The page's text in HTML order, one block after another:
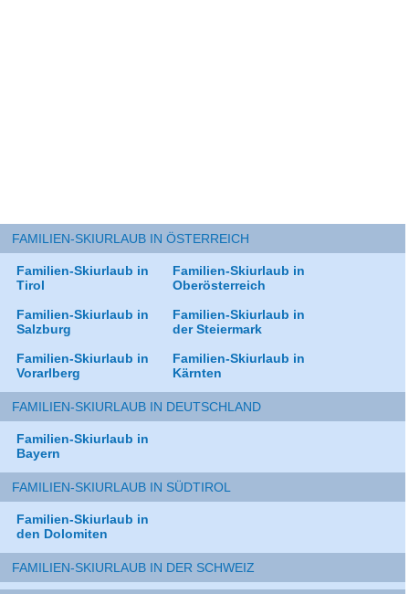
FAMILIEN-SKIURLAUB IN ÖSTERREICH
Familien-Skiurlaub in
Tirol
Familien-Skiurlaub in
Oberösterreich
Familien-Skiurlaub in
Salzburg
Familien-Skiurlaub in
der Steiermark
Familien-Skiurlaub in
Vorarlberg
Familien-Skiurlaub in
Kärnten
FAMILIEN-SKIURLAUB IN DEUTSCHLAND
Familien-Skiurlaub in
Bayern
FAMILIEN-SKIURLAUB IN SÜDTIROL
Familien-Skiurlaub in
den Dolomiten
FAMILIEN-SKIURLAUB IN DER SCHWEIZ